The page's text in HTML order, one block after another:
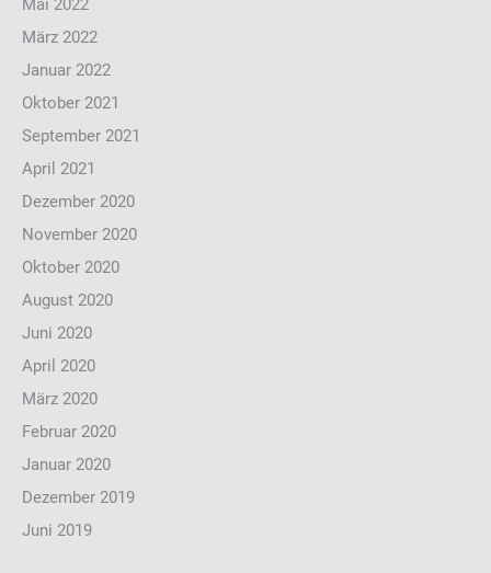
Mai 2022
März 2022
Januar 2022
Oktober 2021
September 2021
April 2021
Dezember 2020
November 2020
Oktober 2020
August 2020
Juni 2020
April 2020
März 2020
Februar 2020
Januar 2020
Dezember 2019
Juni 2019